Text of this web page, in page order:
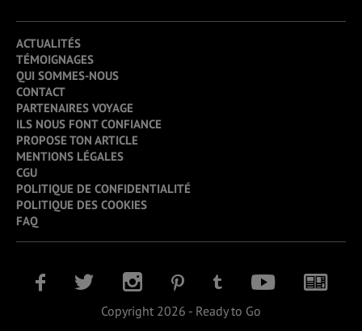
ACTUALITÉS
TÉMOIGNAGES
QUI SOMMES-NOUS
CONTACT
PARTENAIRES VOYAGE
ILS NOUS FONT CONFIANCE
PROPOSE TON ARTICLE
MENTIONS LÉGALES
CGU
POLITIQUE DE CONFIDENTIALITÉ
POLITIQUE DES COOKIES
FAQ
Copyright 2026 - Ready to Go